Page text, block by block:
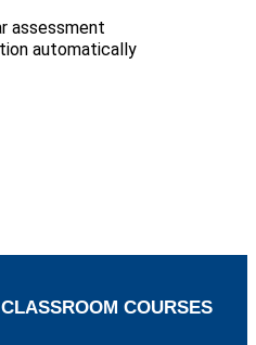
CLASSROOM COURSES